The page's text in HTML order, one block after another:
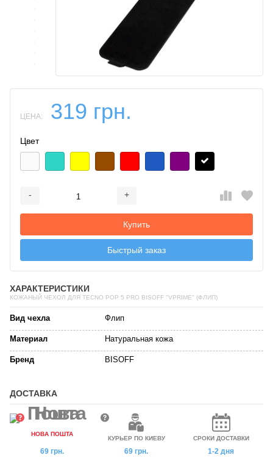
ЦЕНА: 319 грн.
Цвет
- +
Купить
Быстрый заказ
ХАРАКТЕРИСТИКИ
КОЖАНЫЙ ЧЕХОЛ ДЛЯ TECNO POP 5 PRO BISOFF "VPRIME" (ФЛИП)
Вид чехла Флип
Материал Натуральная кожа
Бренд BISOFF
ДОСТАВКА
НОВА ПОШТА
69 грн.
КУРЬЕР ПО КИЕВУ
69 грн.
СРОКИ ДОСТАВКИ
1-2 дня